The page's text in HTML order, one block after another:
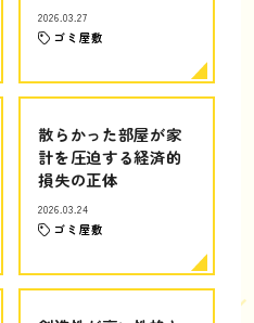
2026.03.27
ゴミ屋敷
散らかった部屋が家
計を圧迫する経済的
損失の正体
2026.03.24
ゴミ屋敷